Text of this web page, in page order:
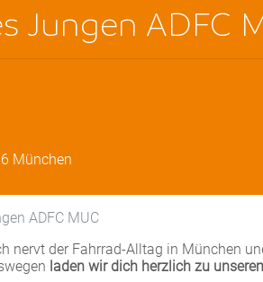
Jungen ADFC
München
ADFC MUC
nervt der Fahrrad-Alltag in München
laden wir dich herzlich zu